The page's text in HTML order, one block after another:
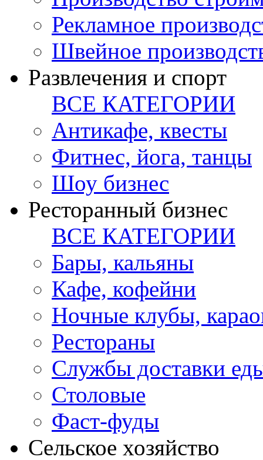
Рекламное
Швейное
Развлечения и спорт
ВСЕ КАТЕГОРИИ
Антикафе, квесты
Фитнес, йога, танцы
Шоу бизнес
Ресторанный бизнес
ВСЕ КАТЕГОРИИ
Бары, кальяны
Кафе, кофейни
Ночные клубы,
Рестораны
Службы доставки
Столовые
Фаст-фуды
Сельское хозяйство